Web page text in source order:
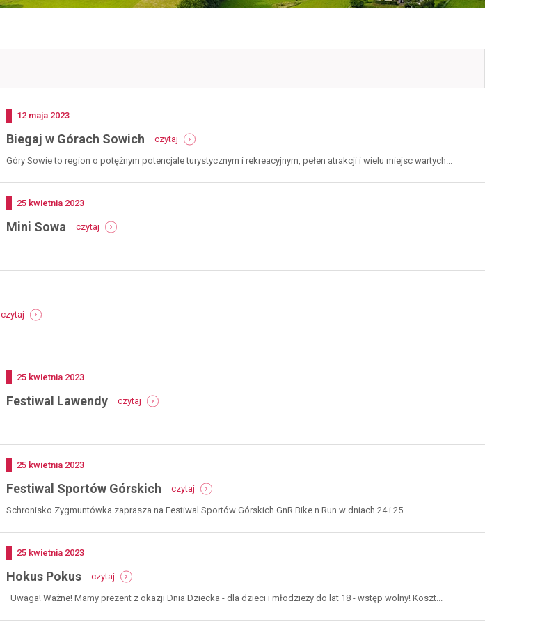
Dodano
12 maja 2023
Biegaj w Górach Sowich czytaj
biegaj
w
sowich
Góry Sowie to region o potężnym potencjale turystycznym i rekreacyjnym, pełen atrakcji i wielu miejsc wartych...
Dodano
25 kwietnia 2023
Mini Sowa czytaj
mini
czytaj
pierogowe
Dodano
25 kwietnia 2023
Festiwal Lawendy czytaj
festiwal
Dodano
25 kwietnia 2023
Festiwal Sportów Górskich czytaj
festiwal
sportów
Schronisko Zygmuntówka zaprasza na Festiwal Sportów Górskich GnR Bike n Run w dniach 24 i 25...
Dodano
25 kwietnia 2023
Hokus Pokus czytaj
hokus
pokus
Uwaga! Ważne! Mamy prezent z okazji Dnia Dziecka - dla dzieci i młodzieży do lat 18 - wstęp wolny! Koszt...